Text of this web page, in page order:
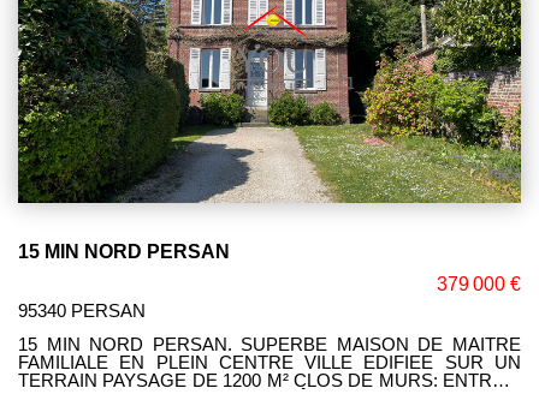
15 MIN NORD PERSAN
379 000 €
95340 PERSAN
15 MIN NORD PERSAN. SUPERBE MAISON DE MAITRE
FAMILIALE EN PLEIN CENTRE VILLE EDIFIEE SUR UN
TERRAIN PAYSAGE DE 1200 M² CLOS DE MURS: ENTREE,